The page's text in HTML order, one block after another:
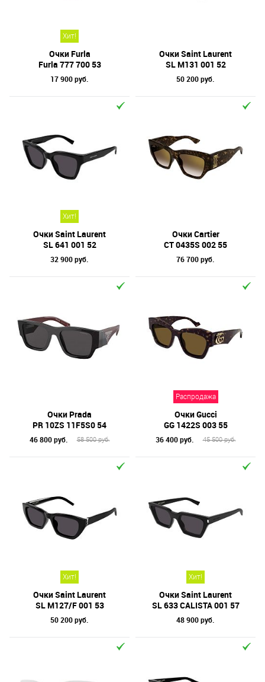
Хит!
Очки Furla
Furla 777 700 53
17 900 руб.
Очки Saint Laurent
SL M131 001 52
50 200 руб.
Хит!
Очки Saint Laurent
SL 641 001 52
32 900 руб.
Очки Cartier
CT 0435S 002 55
76 700 руб.
Очки Prada
PR 10ZS 11F5S0 54
46 800 руб. 58 500 руб.
Распродажа
Очки Gucci
GG 1422S 003 55
36 400 руб. 45 500 руб.
Хит!
Очки Saint Laurent
SL M127/F 001 53
50 200 руб.
Хит!
Очки Saint Laurent
SL 633 CALISTA 001 57
48 900 руб.